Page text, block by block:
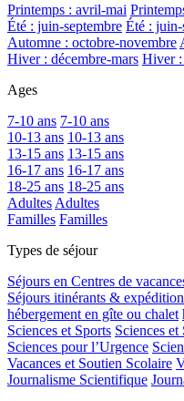
Printemps : avril-mai
Été : juin-septembre Été : juin-
Automne : octobre-novembre
Hiver : décembre-mars Hiver :
Ages
7-10 ans 7-10 ans
10-13 ans 10-13 ans
13-15 ans 13-15 ans
16-17 ans 16-17 ans
18-25 ans 18-25 ans
Adultes Adultes
Familles Familles
Types de séjour
Séjours en Centres de
Séjours itinérants &
hébergement en gîte ou chalet
Sciences et Sports Sciences et
Sciences pour l’Urgence
Vacances et Soutien Scolaire
Journalisme Scientifique